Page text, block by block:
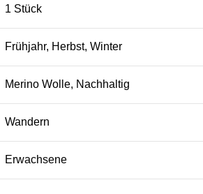
1 Stück
Frühjahr, Herbst, Winter
Merino Wolle, Nachhaltig
Wandern
Erwachsene